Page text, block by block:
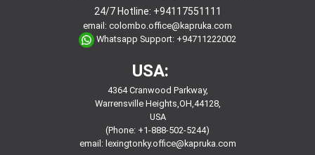
24/7 Hotline: +94117551111
email: colombo.office@kapruka.com
Whatsapp Support: +94711222002
USA:
4364 Cranwood Parkway,
Warrensville Heights,OH,44128,
USA
(Phone: +1-888-502-5244)
email: lexingtonky.office@kapruka.com